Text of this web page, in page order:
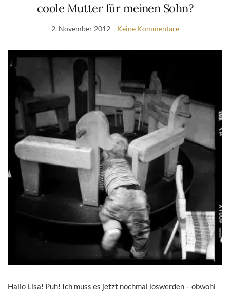
coole Mutter für meinen Sohn?
2. November 2012 Keine Kommentare
Hallo Lisa! Puh! Ich muss es jetzt nochmal loswerden – obwohl